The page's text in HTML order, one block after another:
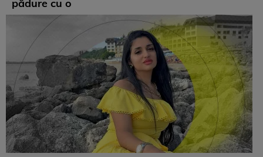
pădure cu o